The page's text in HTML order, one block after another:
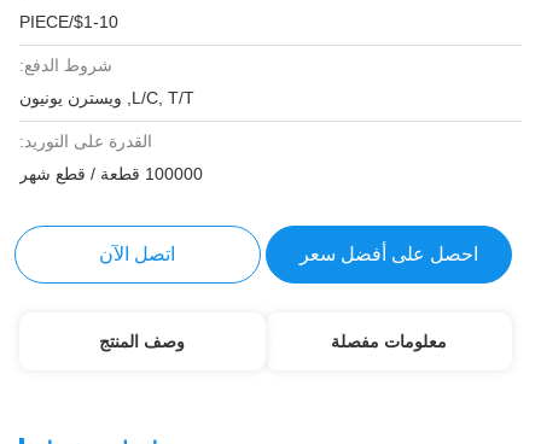
$1-10/PIECE
شروط الدفع:
L/C, T/T, ويسترن يونيون
القدرة على التوريد:
100000 قطعة / قطع شهر
احصل على أفضل سعر اتصل الآن
معلومات مفصلة وصف المنتج